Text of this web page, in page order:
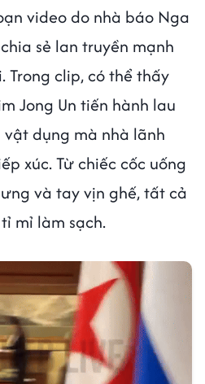
video do nhà báo Nga
sẻ lan truyền mạnh
Trong clip, có thể thấy
Jong Un tiến hành lau
dụng mà nhà lãnh
xúc. Từ chiếc cốc uống
và tay vịn ghế, tất cả
mỉ làm sạch.